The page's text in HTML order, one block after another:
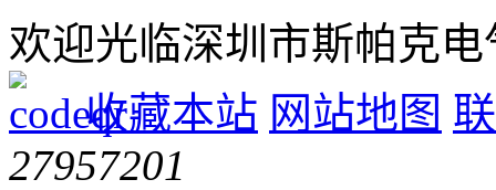
欢迎光临深圳市斯帕克
收藏本站 网站地图
27957201